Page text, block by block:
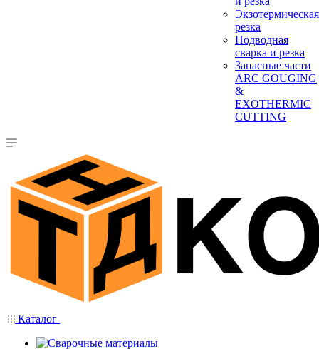
Экзотермическая
резка
Подводная
сварка и резка
Запасные части
ARC GOUGING
&
EXOTHERMIC
CUTTING
Каталог